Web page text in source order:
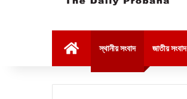
স্থানীয় সংবাদ জাতীয় সংবাদ